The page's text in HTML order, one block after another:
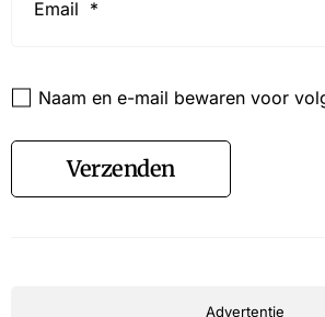
Naam en e-mail bewaren voor
Verzenden
Advertentie